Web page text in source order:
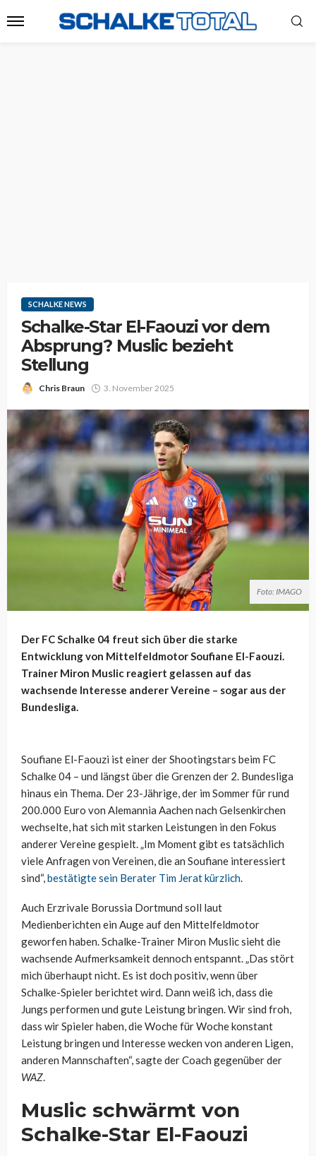
SCHALKE NEWS
Schalke-Star El-Faouzi vor dem
Absprung? Muslic bezieht
Stellung
Chris Braun 3. November 2025
Foto: IMAGO
Der FC Schalke 04 freut sich über die starke
Entwicklung von Mittelfeldmotor Soufiane El-Faouzi.
Trainer Miron Muslic reagiert gelassen auf das
wachsende Interesse anderer Vereine – sogar aus der
Bundesliga.
Soufiane El-Faouzi ist einer der Shootingstars beim FC
Schalke 04 – und längst über die Grenzen der 2. Bundesliga
hinaus ein Thema. Der 23-Jährige, der im Sommer für rund
200.000 Euro von Alemannia Aachen nach Gelsenkirchen
wechselte, hat sich mit starken Leistungen in den Fokus
anderer Vereine gespielt. „Im Moment gibt es tatsächlich
viele Anfragen von Vereinen, die an Soufiane interessiert
sind“,bestätigte sein Berater Tim Jerat kürzlich.
Auch Erzrivale Borussia Dortmund soll laut
Medienberichten ein Auge auf den Mittelfeldmotor
geworfen haben. Schalke-Trainer Miron Muslic sieht die
wachsende Aufmerksamkeit dennoch entspannt. „Das stört
mich überhaupt nicht. Es ist doch positiv, wenn über
Schalke-Spieler berichtet wird. Dann weiß ich, dass die
Jungs performen und gute Leistung bringen. Wir sind froh,
dass wir Spieler haben, die Woche für Woche konstant
Leistung bringen und Interesse wecken von anderen Ligen,
anderen Mannschaften“, sagte der Coach gegenüber der
WAZ.
Muslic schwärmt von
Schalke-Star El-Faouzi